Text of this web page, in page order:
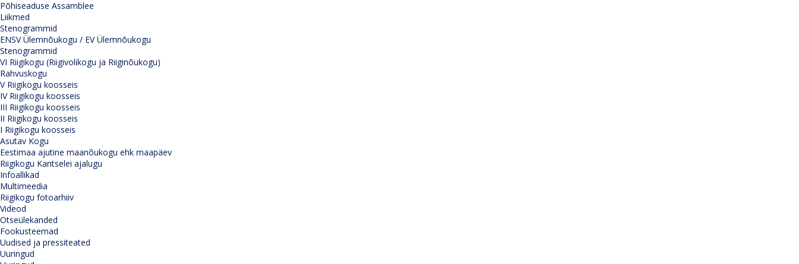
Põhiseaduse Assamblee
Liikmed
Stenogrammid
ENSV Ülemnõukogu / EV Ülemnõukogu
Stenogrammid
VI Riigikogu (Riigivolikogu ja Riiginõukogu)
Rahvuskogu
V Riigikogu koosseis
IV Riigikogu koosseis
III Riigikogu koosseis
II Riigikogu koosseis
I Riigikogu koosseis
Asutav Kogu
Eestimaa ajutine maanõukogu ehk maapäev
Riigikogu Kantselei ajalugu
Infoallikad
Multimeedia
Riigikogu fotoarhiiv
Videod
Otseülekanded
Fookusteemad
Uudised ja pressiteated
Uuringud